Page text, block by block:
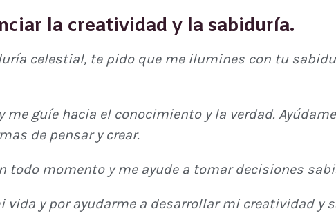
la creatividad y la sabiduría.
celestial, te pido que me ilumines con tu
guíe hacia el conocimiento y la verdad.
de pensar y crear.
todo momento y me ayude a tomar decisiones
vida y por ayudarme a desarrollar mi creatividad y